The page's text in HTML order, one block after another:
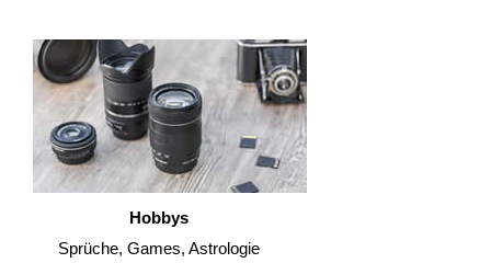
Hobbys
Sprüche, Games, Astrologie